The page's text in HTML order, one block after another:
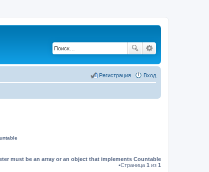
Вход
Регистрация
must be an array or an object that implements Countable
•Страница 1 из 1